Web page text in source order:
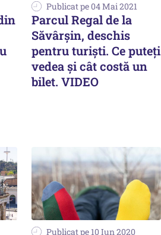
Publicat pe 04 Mai 2021
Parcul Regal de la
Săvârșin, deschis
pentru turiști. Ce puteți
vedea și cât costă un
bilet. VIDEO
Publicat pe 10 Iun 2020